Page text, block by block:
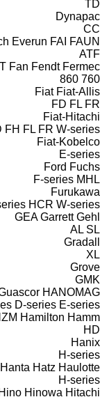
TD
Dynapac
CC
Everun FAI FAUN
ATF
Fan Fendt Fermec
760
860
Fiat Fiat-Allis
FD FL FR
Fiat-Hitachi
FH FL FR W-series
Fiat-Kobelco
E-series
Ford Fuchs
F-series MHL
Furukawa
HCR W-series
GEA Garrett Gehl
AL SL
Gradall
XL
Grove
GMK
HANOMAG
D-series E-series
Hamilton Hamm
HD
Hanix
H-series
Hanta Hatz Haulotte
H-series
Hino Hinowa Hitachi